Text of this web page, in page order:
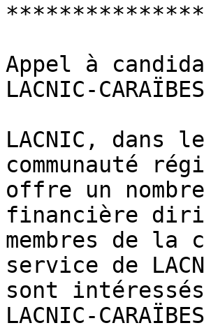
Appel à
LACNIC-CARAÏBES
LACNIC, dans
communauté
offre un
financière
membres de la
service de
sont
LACNIC-